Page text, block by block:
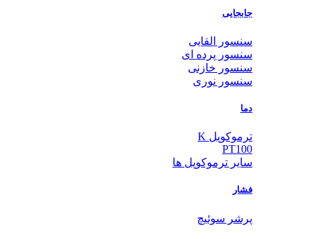
جابجایی
سنسور القایی
سنسور پرده ای
سنسور خازنی
سنسور نوری
دما
ترموکوپل K
PT100
سایر ترموکوپل ها
فشار
پرشر سوئیچ